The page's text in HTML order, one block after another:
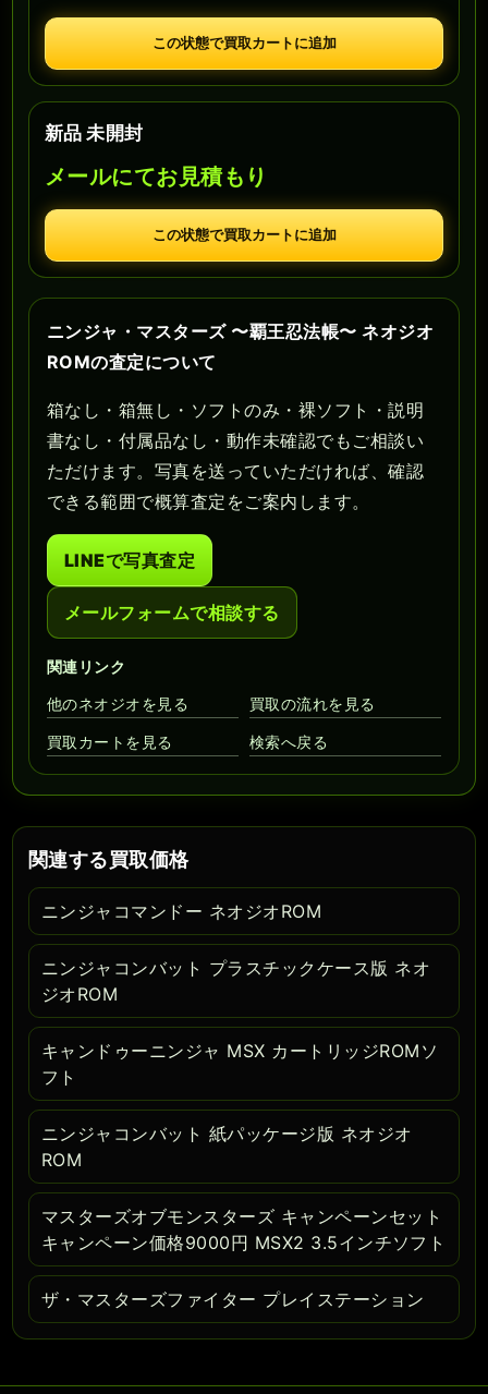
この状態で買取カートに追加
新品 未開封
メールにてお見積もり
この状態で買取カートに追加
ニンジャ・マスターズ 〜覇王忍法帳〜 ネオジオ
ROMの査定について
箱なし・箱無し・ソフトのみ・裸ソフト・説明
書なし・付属品なし・動作未確認でもご相談い
ただけます。写真を送っていただければ、確認
できる範囲で概算査定をご案内します。
LINEで写真査定
メールフォームで相談する
関連リンク
他のネオジオを見る
買取の流れを見る
買取カートを見る 検索へ戻る
関連する買取価格
ニンジャコマンドー ネオジオROM
ニンジャコンバット プラスチックケース版 ネオ
ジオROM
キャンドゥーニンジャ MSX カートリッジROMソ
フト
ニンジャコンバット 紙パッケージ版 ネオジオ
ROM
マスターズオブモンスターズ キャンペーンセット
キャンペーン価格9000円 MSX2 3.5インチソフト
ザ・マスターズファイター プレイステーション